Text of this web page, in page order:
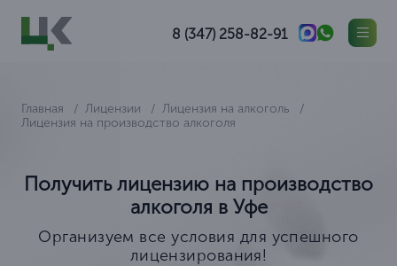
8 (347) 258-82-91
Главная Лицензии
Лицензия на алкоголь
Лицензия на производство алкоголя
Получить лицензию на производство
алкоголя в Уфе
Организуем все условия для успешного
лицензирования!